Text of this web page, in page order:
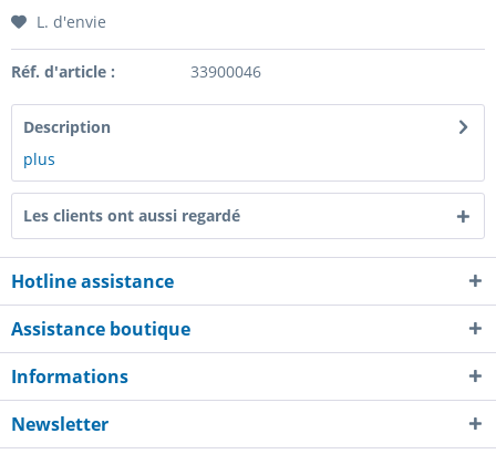
L. d'envie
Réf. d'article : 33900046
Description
plus
Les clients ont aussi regardé
Hotline assistance
Assistance boutique
Informations
Newsletter